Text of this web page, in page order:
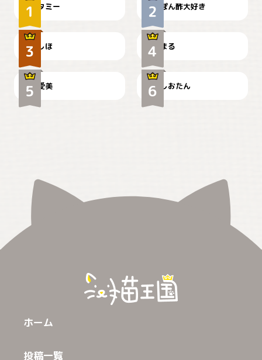
タミー ぽん酢大好き
お弁当になりたいにゃ😽
しほ
🤦‍♀️
まる
かわいい毛玉つき
爱美
暑い日が続くにゃ
しおたん
ホーム
投稿一覧